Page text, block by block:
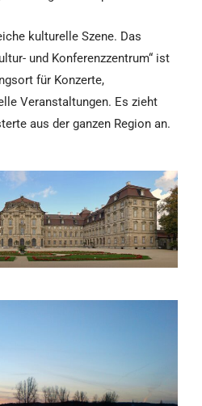
kulturelle Szene. Das
und Konferenzzentrum“ ist
für Konzerte,
Veranstaltungen. Es zieht
aus der ganzen Region an.